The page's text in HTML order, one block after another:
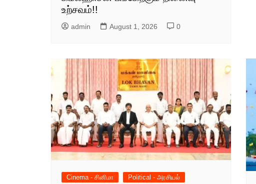
உற்சவம்!!
admin August 1, 2026 0
Cinema - சினிமா Political - அரசியல்